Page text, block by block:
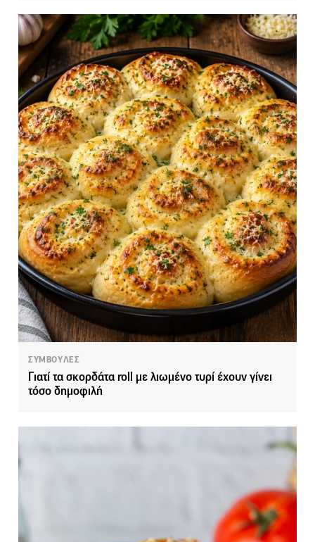
ΣΥΜΒΟΥΛΕΣ
Γιατί τα σκορδάτα roll με λιωμένο τυρί έχουν γίνει
τόσο δημοφιλή